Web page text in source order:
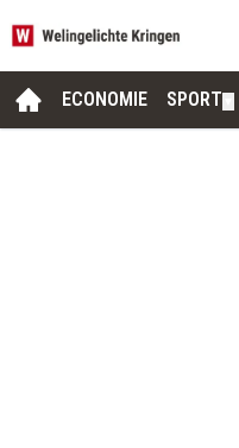
ECONOMIE SPORT